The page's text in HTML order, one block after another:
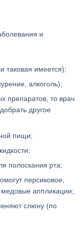
и
таковая имеется);
алкоголь);
препаратов, то врач
другое
пищи;
полоскания рта;
персиковое,
аппликации;
слюну (по